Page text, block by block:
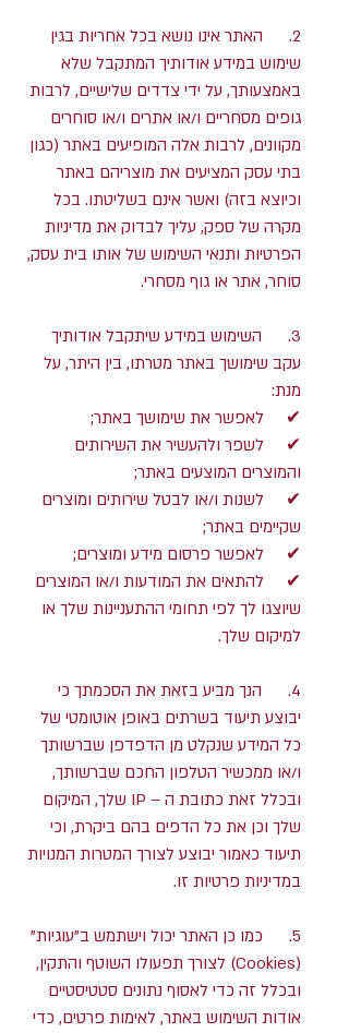
2. האתר אינו נושא בכל אחריות בגין
שימוש במידע אודותיך המתקבל שלא
באמצעותך, על ידי צדדים שלישיים, לרבות
גופים מסחריים ו/או אתרים ו/או סוחרים
מקוונים, לרבות אלה המופיעים באתר (כגון
בתי עסק המציעים את מוצריהם באתר
וכיוצא בזה) ואשר אינם בשליטתו. בכל
מקרה של ספק, עליך לבדוק את מדיניות
הפרטיות ותנאי השימוש של אותו בית עסק,
סוחר, אתר או גוף מסחרי.
3. השימוש במידע שיתקבל אודותיך
עקב שימושך באתר מטרתו, בין היתר, על
מנת:
✔ לאפשר את שימושך באתר;
✔ לשפר ולהעשיר את השירותים
והמוצרים המוצעים באתר;
✔ לשנות ו/או לבטל שירותים ומוצרים
שקיימים באתר;
✔ לאפשר פרסום מידע ומוצרים;
✔ להתאים את המודעות ו/או המוצרים
שיוצגו לך לפי תחומי ההתעניינות שלך או
למיקום שלך.
4. הנך מביע בזאת את הסכמתך כי
יבוצע תיעוד בשרתים באופן אוטומטי של
כל המידע שנקלט מן הדפדפן שברשותך
ו/או ממכשיר הטלפון החכם שברשותך,
ובכלל זאת כתובת ה – IP שלך, המיקום
שלך וכן את כל הדפים בהם ביקרת, וכי
תיעוד כאמור יבוצע לצורך המטרות המנויות
במדיניות פרטיות זו.
5. כמו כן האתר יכול וישתמש ב"עוגיות"
(Cookies) לצורך תפעולו השוטף והתקין,
ובכלל זה כדי לאסוף נתונים סטטיסטיים
אודות השימוש באתר, לאימות פרטים, כדי